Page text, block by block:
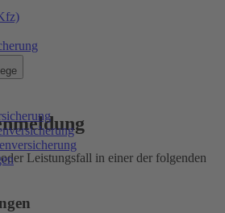
Leistungsfall in einer der folgenden